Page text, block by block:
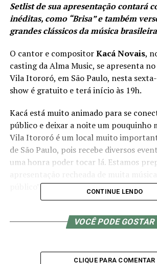
Setlist de sua apresentação contará
inéditas, como “Brisa” e também
grandes clássicos da música brasileira
O cantor e compositorKacá Novais,
casting da Alma Music, se apresenta
Vila Itororó, em São Paulo, nesta
show é gratuito e terá início às 19h.
Kacá está muito animado para se
público e deixar a noite um pouquinho
Vila Itororó é um local muito
de São Paulo, pois recebe diversos
uma honra poder tocar lá. Estamos
público”, conta o artista.
de músicas autorais e inéditas, como
arranjos diversificados e ousados, o
CONTINUE LENDO
VOCÊ PODE GOSTAR
CLIQUE PARA COMENTAR